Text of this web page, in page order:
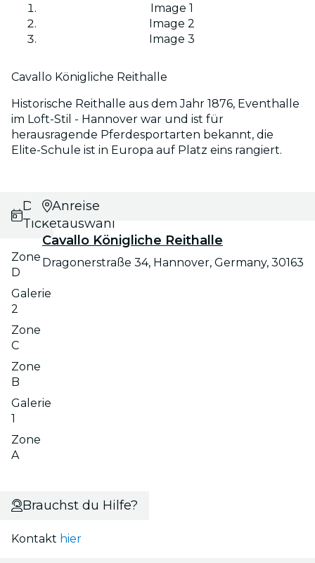
Image 1
Image 2
Image 3
Cavallo Königliche Reithalle
Historische Reithalle aus dem Jahr 1876, Eventhalle
im Loft-Stil - Hannover war und ist für
herausragende Pferdesportarten bekannt, die
Elite-Schule ist in Europa auf Platz eins rangiert.
Datums- und
Ticketauswahl
Zone
D
Galerie
2
Zone
C
Zone
B
Galerie
1
Zone
A
Anreise
Cavallo Königliche Reithalle
Dragonerstraße 34, Hannover, Germany, 30163
Brauchst du Hilfe?
Kontakt hier